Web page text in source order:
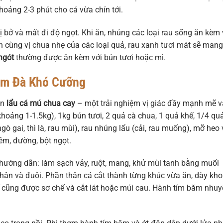
2-3 phút cho cá vừa chín tới.
và mất đi độ ngọt. Khi ăn, nhúng các loại rau sống ăn kèm
vị chua nhẹ của các loại quả, rau xanh tươi mát sẽ
thường được ăn kèm với bún tươi hoặc mì.
Đà Khó Cưỡng
lẩu cá mú chua cay – một trải nghiệm vị giác đầy mạnh mẽ
1-1.5kg), 1kg bún tươi, 2 quả cà chua, 1 quả khế, 1/4
gai, thì là, rau mùi), rau nhúng lẩu (cải, rau muống), mỡ heo
đường, bột ngọt.
dẫn: làm sạch vảy, ruột, mang, khử mùi tanh bằng muối
và đuôi. Phần thân cá cắt thành từng khúc vừa ăn, dày
được sơ chế và cắt lát hoặc múi cau. Hành tím băm